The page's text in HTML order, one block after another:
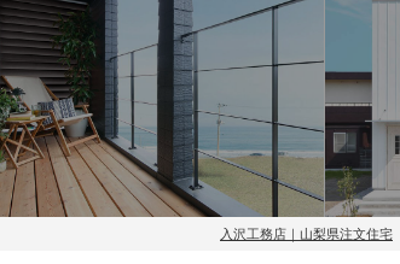
入沢工務店｜山梨県注文住宅